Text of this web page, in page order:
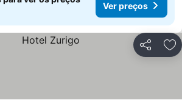
Ver preços
Partilhar